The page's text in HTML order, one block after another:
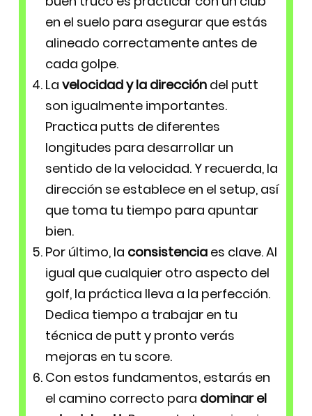
en el suelo para asegurar que estás
alineado correctamente antes de
cada golpe.
La velocidad y la dirección del putt
son igualmente importantes.
Practica putts de diferentes
longitudes para desarrollar un
sentido de la velocidad. Y recuerda, la
dirección se establece en el setup, así
que toma tu tiempo para apuntar
bien.
Por último, la consistencia es clave. Al
igual que cualquier otro aspecto del
golf, la práctica lleva a la perfección.
Dedica tiempo a trabajar en tu
técnica de putt y pronto verás
mejoras en tu score.
Con estos fundamentos, estarás en
el camino correcto para dominar el